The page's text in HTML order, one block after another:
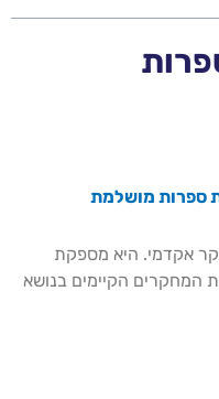
ספרות מושלמת
אקדמי. היא מספקת
המחקרים הקיימים בנושא